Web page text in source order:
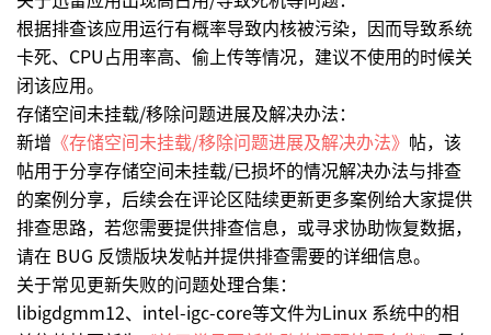
根据排查该应用运行有概率导致内核被污染，因而导致系统
卡死、CPU占用率高、偷上传等情况，建议不使用的时候关
闭该应用。
存储空间未挂载/移除问题进展及解决办法：
新增 《存储空间未挂载/移除问题进展及解决办法》 帖，该
帖用于分享存储空间未挂载/已损坏的情况解决办法与排查
的案例分享，后续会在评论区陆续更新更多案例给大家提供
排查思路，若您需要提供排查信息，或寻求协助恢复数据，
请在 BUG 反馈版块发帖并提供排查需要的详细信息。
关于常见更新失败的问题处理合集：
libigdgmm12、intel-igc-core等文件为Linux 系统中的相